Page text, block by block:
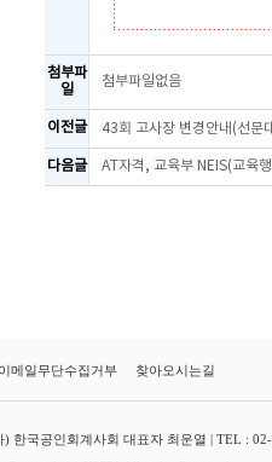
첨부파
일
첨부파일없음
이전글 43회 고사장 변경안내(선문
다음글 AT자격, 교육부 NEIS(교육
이메일무단수집거부 찾아오시는길
한국공인회계사회 대표자 최운열 | TEL :